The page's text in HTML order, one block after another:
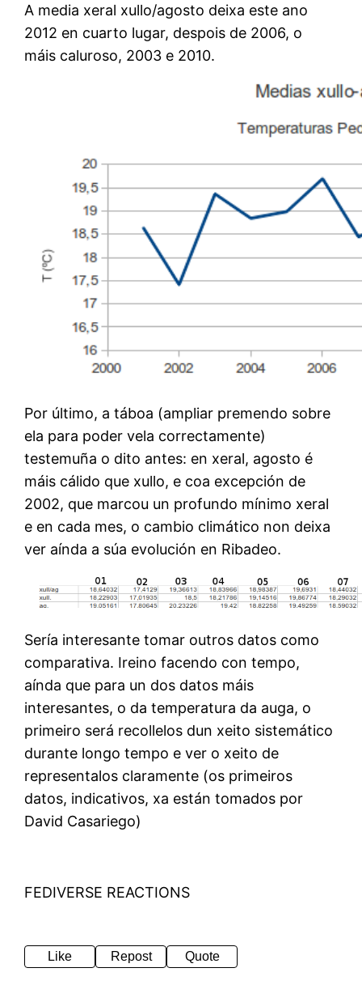
A media xeral xullo/agosto deixa este ano
2012 en cuarto lugar, despois de 2006, o
máis caluroso, 2003 e 2010.
Por último, a táboa (ampliar premendo sobre
ela para poder vela correctamente)
testemuña o dito antes: en xeral, agosto é
máis cálido que xullo, e coa excepción de
2002, que marcou un profundo mínimo xeral
e en cada mes, o cambio climático non deixa
ver aínda a súa evolución en Ribadeo.
Sería interesante tomar outros datos como
comparativa. Ireino facendo con tempo,
aínda que para un dos datos máis
interesantes, o da temperatura da auga, o
primeiro será recollelos dun xeito sistemático
durante longo tempo e ver o xeito de
representalos claramente (os primeiros
datos, indicativos, xa están tomados por
David Casariego)
FEDIVERSE REACTIONS
Like Repost Quote